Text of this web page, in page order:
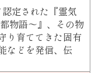
定された『霊気
物語～』、その物
り育ててきた固有
などを発信、伝